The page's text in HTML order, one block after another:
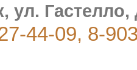
ул. Гастелло,
44-09, 8-